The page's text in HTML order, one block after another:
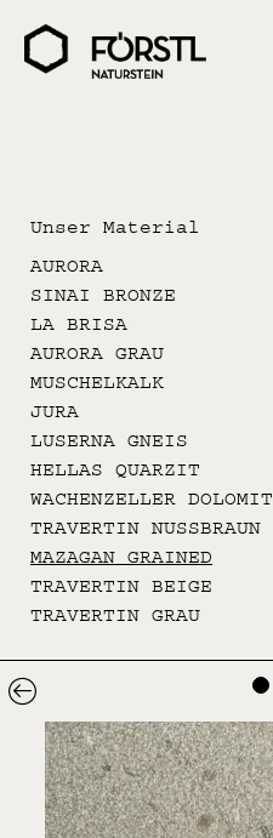
Unser Material
AURORA
SINAI BRONZE
LA BRISA
AURORA GRAU
MUSCHELKALK
JURA
LUSERNA GNEIS
HELLAS QUARZIT
WACHENZELLER DOLOMIT
TRAVERTIN NUSSBRAUN
MAZAGAN GRAINED
TRAVERTIN BEIGE
TRAVERTIN GRAU